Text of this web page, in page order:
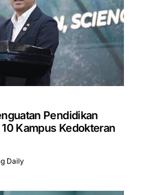
Pendidikan
Kampus Kedokteran
Daily